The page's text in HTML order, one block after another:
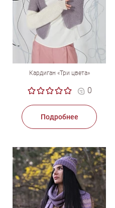
Кардиган «Три цвета»
0
Подробнее